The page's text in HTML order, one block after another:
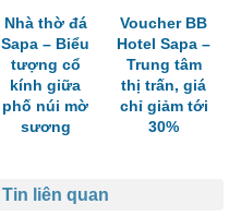
Nhà thờ đá
Sapa – Biểu
tượng cổ
kính giữa
phố núi mờ
sương
Voucher BB
Hotel Sapa –
Trung tâm
thị trấn, giá
chỉ giảm tới
30%
Tin liên quan